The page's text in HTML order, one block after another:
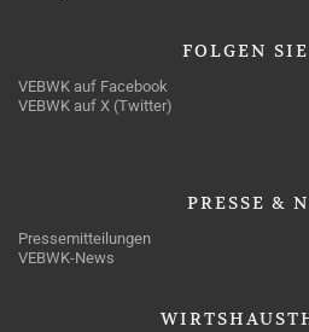
FOLGEN
VEBWK auf Facebook
VEBWK auf X (Twitter)
PRESSE &
Pressemitteilungen
VEBWK-News